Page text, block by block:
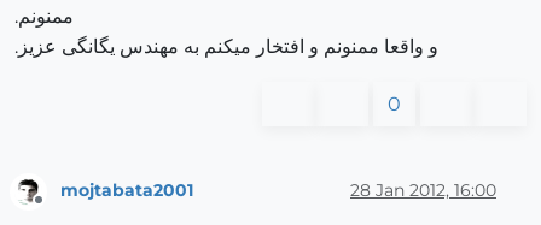
ممنونم.
و واقعا ممنونم و افتخار میکنم به مهندس یگانگی عزیز.
0
Offline
mojtabata2001 28 Jan 2012, 16:00